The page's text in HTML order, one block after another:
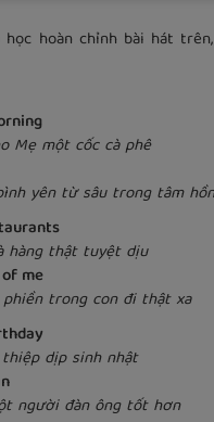
hoàn chỉnh bài hát
Mẹ một cốc cà phê
yên từ sâu trong tâm hồn
hàng thật tuyệt dịu
me
trong con đi thật xa
dịp sinh nhật
người đàn ông tốt hơn